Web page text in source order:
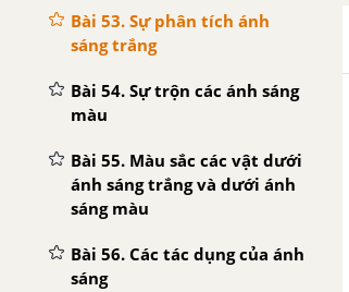
Bài 53. Sự phân tích ánh
sáng trắng
Bài 54. Sự trộn các ánh sáng
màu
Bài 55. Màu sắc các vật dưới
ánh sáng trắng và dưới ánh
sáng màu
Bài 56. Các tác dụng của ánh
sáng